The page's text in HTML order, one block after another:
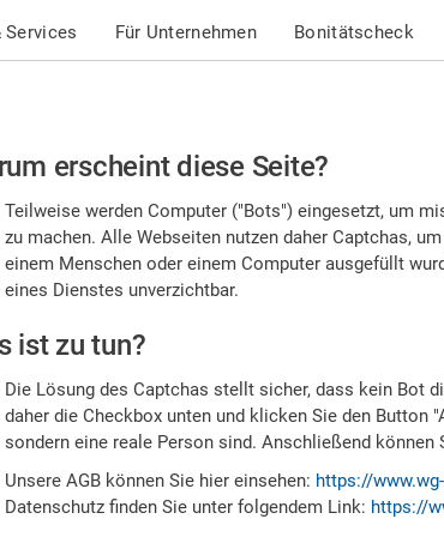
Services Für Unternehmen Bonitätscheck
erscheint diese Seite?
Teilweise werden Computer ("Bots") eingesetzt, um
zu machen. Alle Webseiten nutzen daher Captchas,
einem Menschen oder einem Computer ausgefüllt
eines Dienstes unverzichtbar.
ist zu tun?
Die Lösung des Captchas stellt sicher, dass kein Bot
daher die Checkbox unten und klicken Sie den Button
sondern eine reale Person sind. Anschließend können
Unsere AGB können Sie hier einsehen: https://
Datenschutz finden Sie unter folgendem Link: https://